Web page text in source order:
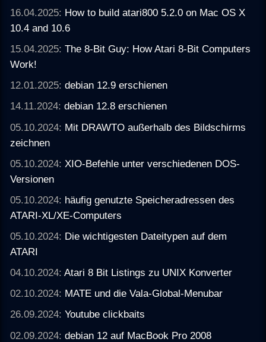
16.04.2025: How to build atari800 5.2.0 on Mac OS X
10.4 and 10.6
15.04.2025:The 8-Bit Guy: How Atari 8-Bit Computers
Work!
12.01.2025:debian 12.9 erschienen
14.11.2024:debian 12.8 erschienen
05.10.2024: Mit DRAWTO außerhalb des Bildschirms
zeichnen
05.10.2024: XIO-Befehle unter verschiedenen DOS-
Versionen
05.10.2024: häufig genutzte Speicheradressen des
ATARI-XL/XE-Computers
05.10.2024: Die wichtigesten Dateitypen auf dem
ATARI
04.10.2024:Atari 8 Bit Listings zu UNIX Konverter
02.10.2024: MATE und die Vala-Global-Menubar
26.09.2024:Youtube clickbaits
02.09.2024:debian 12 auf MacBook Pro 2008